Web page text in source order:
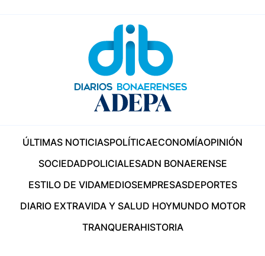
ÚLTIMAS NOTICIASPOLÍTICAECONOMÍAOPINIÓN
SOCIEDADPOLICIALESADN BONAERENSE
ESTILO DE VIDAMEDIOSEMPRESASDEPORTES
DIARIO EXTRAVIDA Y SALUD HOYMUNDO MOTOR
TRANQUERAHISTORIA